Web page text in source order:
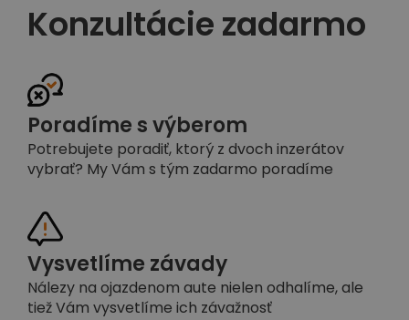
Konzultácie zadarmo
Poradíme s výberom
Potrebujete poradiť, ktorý z dvoch inzerátov
vybrať? My Vám s tým zadarmo poradíme
Vysvetlíme závady
Nálezy na ojazdenom aute nielen odhalíme, ale
tiež Vám vysvetlíme ich závažnosť